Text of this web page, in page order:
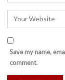
Save my name,
comment.